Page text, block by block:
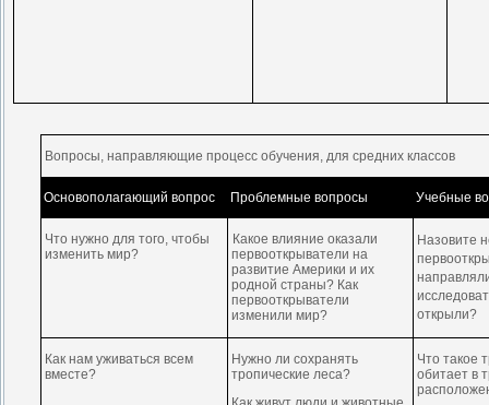
Вопросы, направляющие процесс обучения, для средних классов
Основополагающий вопрос Проблемные вопросы Учебные
Что нужно для того, чтобы
изменить мир?
Какое влияние оказали
первооткрыватели на
развитие Америки и их
родной страны? Как
первооткрыватели
изменили мир?
Назовите
открыли?
Как нам уживаться всем
вместе?
Нужно ли сохранять
тропические леса?
Что такое
обитает в